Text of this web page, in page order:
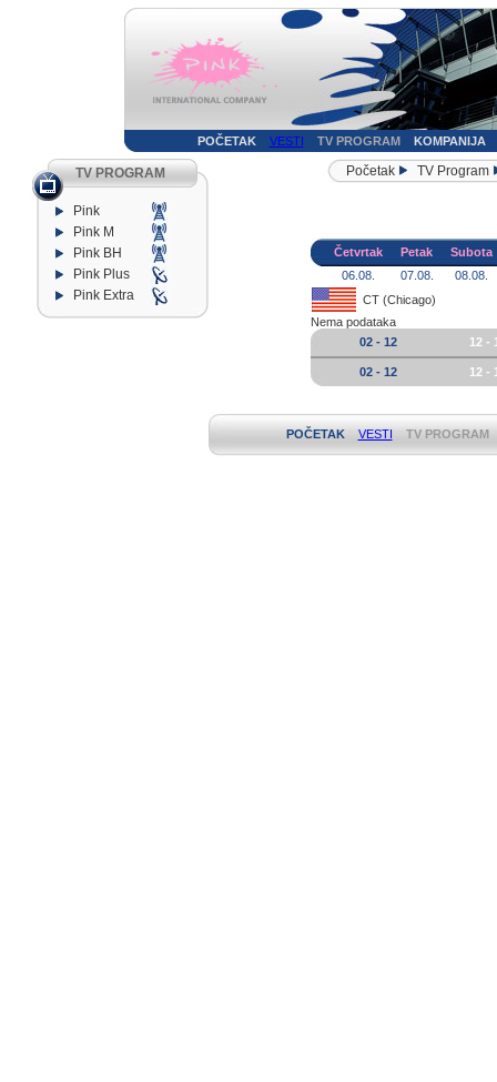
POČETAK VESTI TV PROGRAM KOMPANIJA
TV PROGRAM
Pink
Pink M
Pink BH
Pink Plus
Pink Extra
Početak TV Program
Četvrtak Petak
Subota
06.08.
07.08.
08.08.
CT (Chicago)
Nema podataka
02 - 12
12 -
02 - 12 12 -
POČETAK VESTI TV PROGRAM